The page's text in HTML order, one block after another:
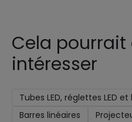
Cela pourrait
intéresser
Tubes LED, réglettes LED et
Barres linéaires